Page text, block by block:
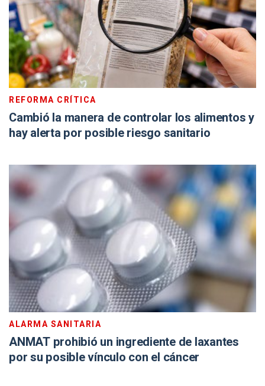
REFORMA CRÍTICA
Cambió la manera de controlar los alimentos y
hay alerta por posible riesgo sanitario
ALARMA SANITARIA
ANMAT prohibió un ingrediente de laxantes
por su posible vínculo con el cáncer